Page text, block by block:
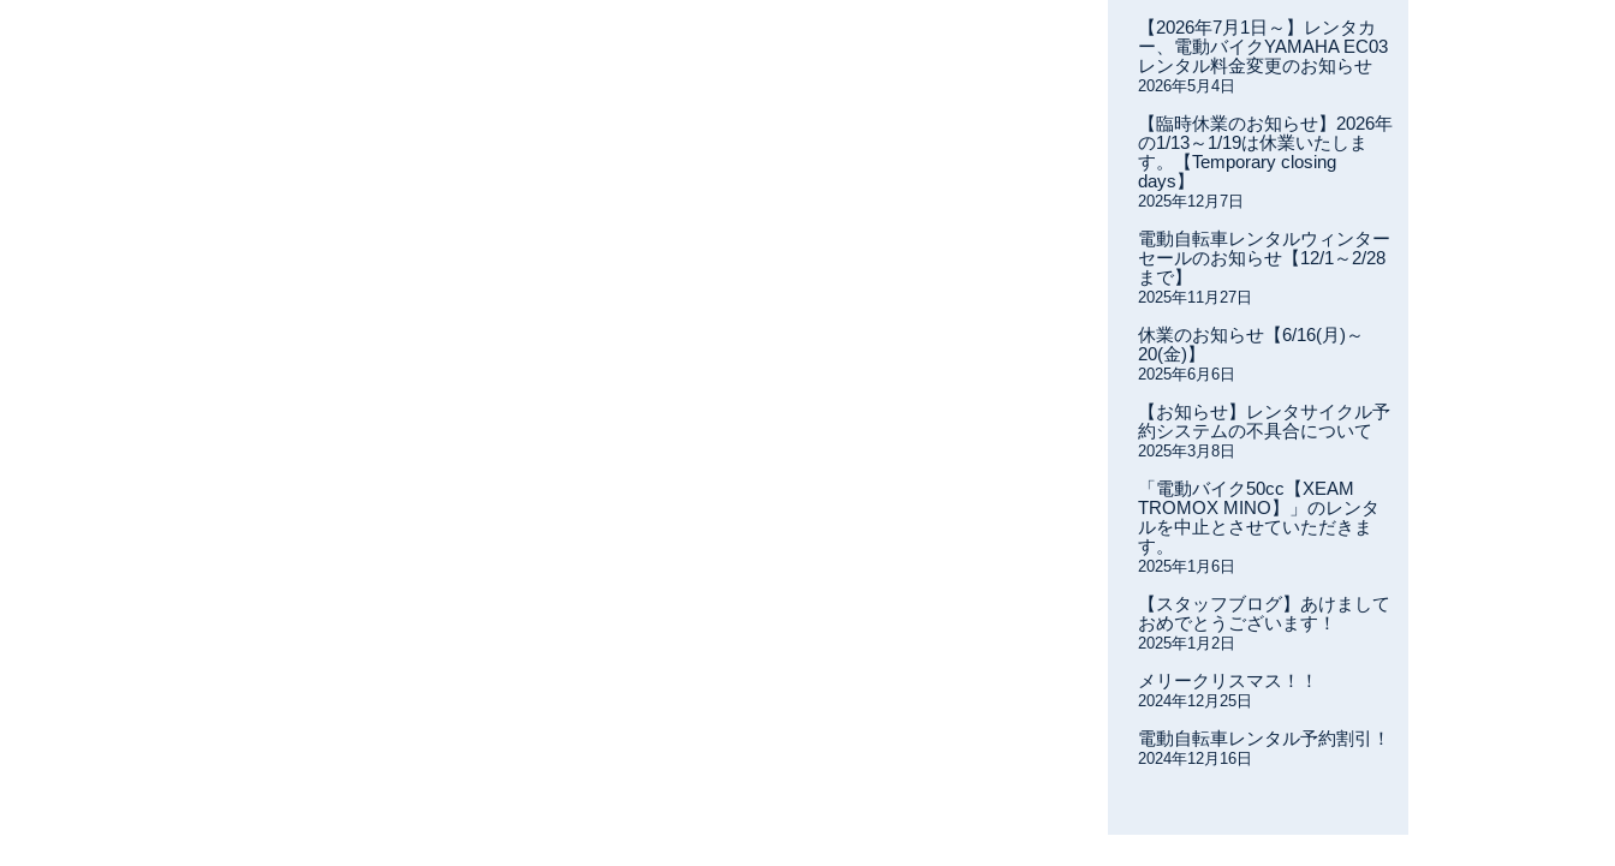
【2026年7月1日～】レンタカ
ー、電動バイクYAMAHA EC03
レンタル料金変更のお知らせ
2026年5月4日
【臨時休業のお知らせ】2026年
の1/13～1/19は休業いたしま
す。【Temporary closing
days】
2025年12月7日
電動自転車レンタルウィンター
セールのお知らせ【12/1～2/28
まで】
2025年11月27日
休業のお知らせ【6/16(月)～
20(金)】
2025年6月6日
【お知らせ】レンタサイクル予
約システムの不具合について
2025年3月8日
「電動バイク50cc【XEAM
TROMOX MINO】」のレンタ
ルを中止とさせていただきま
す。
2025年1月6日
【スタッフブログ】あけまして
おめでとうございます！
2025年1月2日
メリークリスマス！！
2024年12月25日
電動自転車レンタル予約割引！
2024年12月16日